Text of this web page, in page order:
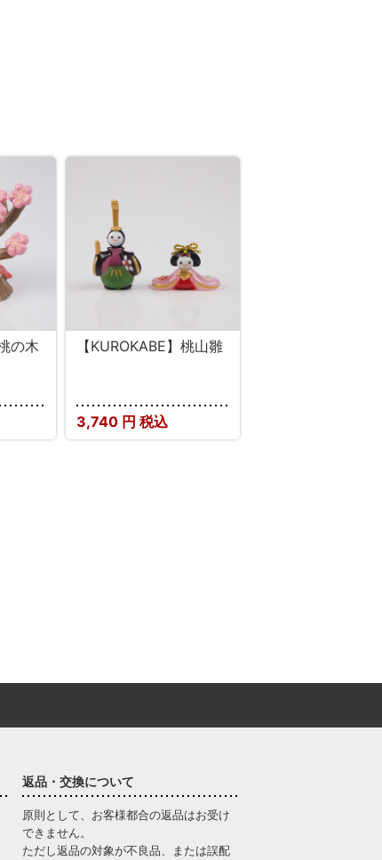
の木
【KUROKABE】桃山雛
3,740 円 税込
返品・交換について
原則として、お客様都合の返品はお受け
できません。
ただし返品の対象が不良品、または誤配